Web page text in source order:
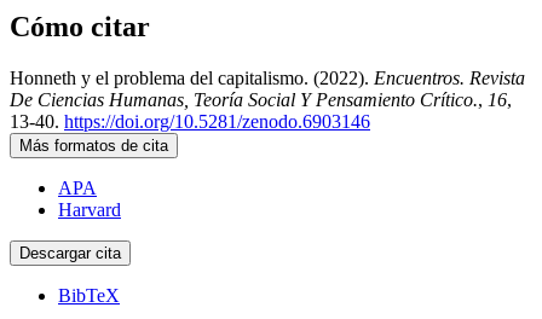
Cómo citar
Honneth y el problema del capitalismo. (2022). Encuentros. Revista
De Ciencias Humanas, Teoría Social Y Pensamiento Crítico., 16,
13-40. https://doi.org/10.5281/zenodo.6903146
Más formatos de cita
APA
Harvard
Descargar cita
BibTeX